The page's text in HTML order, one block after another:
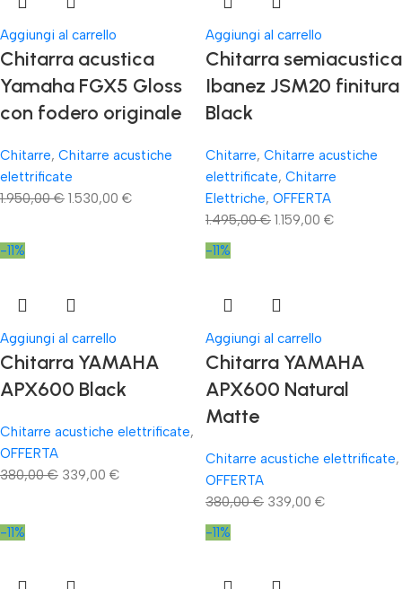
Aggiungi al carrello
Chitarra acustica
Yamaha FGX5 Gloss
con fodero originale
Chitarre, Chitarre acustiche
elettrificate
1.950,00€ 1.530,00 €
Aggiungi al carrello
Chitarra semiacustica
Ibanez JSM20 finitura
Black
Chitarre, Chitarre acustiche
elettrificate, Chitarre
Elettriche, OFFERTA
1.495,00€ 1.159,00 €
-11%
Aggiungi al carrello
Chitarra YAMAHA
APX600 Black
Chitarre acustiche elettrificate,
OFFERTA
380,00€ 339,00 €
-11%
Aggiungi al carrello
Chitarra YAMAHA
APX600 Natural
Matte
Chitarre acustiche elettrificate,
OFFERTA
380,00€ 339,00 €
-11% -11%